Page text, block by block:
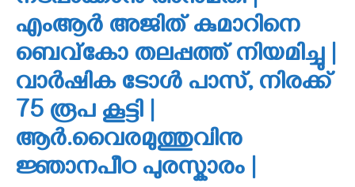
എംആർ അജിത് കുമാറിനെ
ബെവ്‌കോ തലപ്പത്ത് നിയമിച്ചു |
വാർഷിക ടോൾ പാസ്, നിരക്ക്
75 രൂപ കൂട്ടി |
ആർ.വൈരമുത്തുവിനു
ജ്ഞാനപീഠ പുരസ്കാരം |